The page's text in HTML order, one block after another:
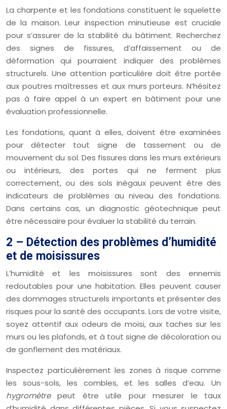
La charpente et les fondations constituent le squelette
de la maison. Leur inspection minutieuse est cruciale
pour s’assurer de la stabilité du bâtiment. Recherchez
des signes de fissures, d’affaissement ou de
déformation qui pourraient indiquer des problèmes
structurels. Une attention particulière doit être portée
aux poutres maîtresses et aux murs porteurs. N’hésitez
pas à faire appel à un expert en bâtiment pour une
évaluation professionnelle.
Les fondations, quant à elles, doivent être examinées
pour détecter tout signe de tassement ou de
mouvement du sol. Des fissures dans les murs extérieurs
ou intérieurs, des portes qui ne ferment plus
correctement, ou des sols inégaux peuvent être des
indicateurs de problèmes au niveau des fondations.
Dans certains cas, un diagnostic géotechnique peut
être nécessaire pour évaluer la stabilité du terrain.
2 – Détection des problèmes d’humidité
et de moisissures
L’humidité et les moisissures sont des ennemis
redoutables pour une habitation. Elles peuvent causer
des dommages structurels importants et présenter des
risques pour la santé des occupants. Lors de votre visite,
soyez attentif aux odeurs de moisi, aux taches sur les
murs ou les plafonds, et à tout signe de décoloration ou
de gonflement des matériaux.
Inspectez particulièrement les zones à risque comme
les sous-sols, les combles, et les salles d’eau. Un
hygromètrepeut être utile pour mesurer le taux